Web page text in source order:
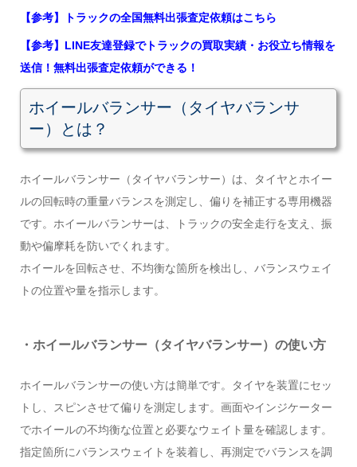
【参考】トラックの全国無料出張査定依頼はこちら
【参考】LINE友達登録でトラックの買取実績・お役立ち情報を
送信！無料出張査定依頼ができる！
ホイールバランサー（タイヤバランサ
ー）とは？
ホイールバランサー（タイヤバランサー）は、タイヤとホイー
ルの回転時の重量バランスを測定し、偏りを補正する専用機器
です。ホイールバランサーは、トラックの安全走行を支え、振
動や偏摩耗を防いでくれます。
ホイールを回転させ、不均衡な箇所を検出し、バランスウェイ
トの位置や量を指示します。
・ホイールバランサー（タイヤバランサー）の使い方
ホイールバランサーの使い方は簡単です。タイヤを装置にセッ
トし、スピンさせて偏りを測定します。画面やインジケーター
でホイールの不均衡な位置と必要なウェイト量を確認します。
指定箇所にバランスウェイトを装着し、再測定でバランスを調